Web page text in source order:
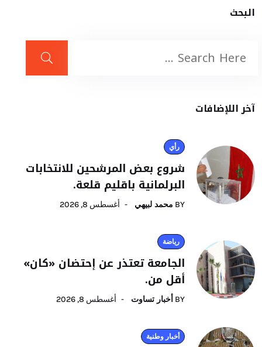
البحث
آخر اللإضافات
رأي
شروع بعض المرشحين للانتخابات
البرلمانية باقليم قلعة.
BY محمد لبيهي أغسطس 8, 2026
رياضة
الجامعة تعتذر عن إحتضان «كان»
أقل من.
BY أخبار تساوت أغسطس 8, 2026
أخبار وطنية